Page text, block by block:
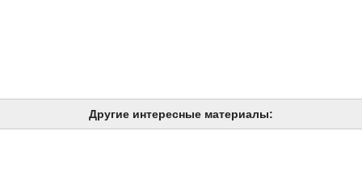
Другие интересные материалы: